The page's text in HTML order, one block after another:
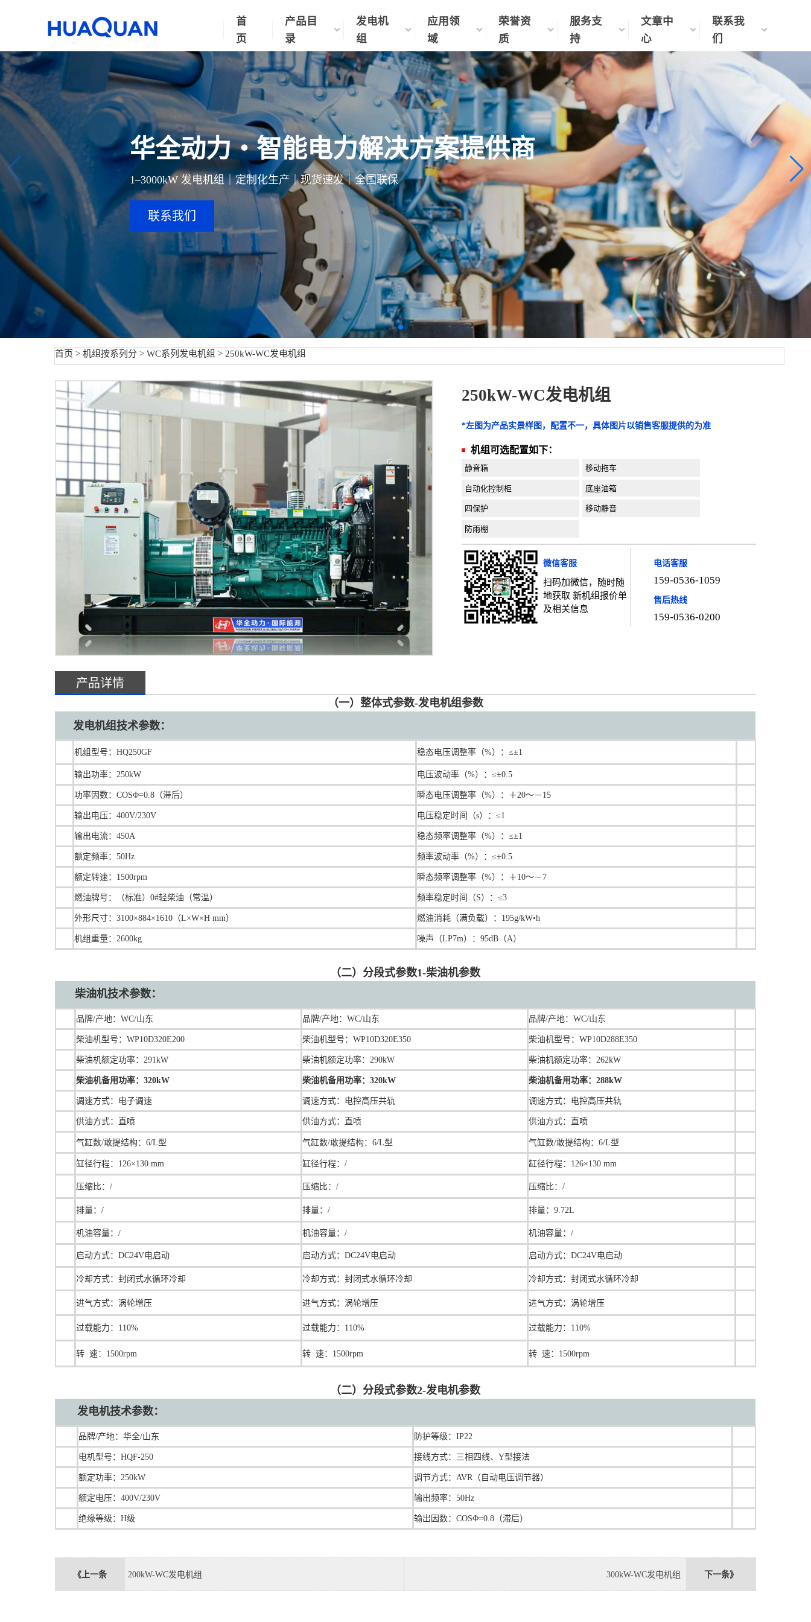
首
页
产品目
录
发电机
组
应用领
域
荣誉资
质
服务支
持
文章中
心
联系我
们
华全动力・智能电力解决方案提供商
1–3000kW 发电机组｜定制化生产｜现货速发｜全国联保
联系我们
首页 > 机组按系列分 > WC系列发电机组 > 250kW-WC发电机组
250kW-WC发电机组
*左图为产品实景样图，配置不一，具体图片以销售客服提供的为准
机组可选配置如下：
静音箱 移动拖车
自动化控制柜 底座油箱
四保护 移动静音
防雨棚
微信客服
扫码加微信，随时随
地获取 新机组报价单
及相关信息
电话客服
159-0536-1059
售后热线
159-0536-0200
产品详情
（一）整体式参数-发电机组参数
发电机组技术参数：
机组型号：HQ250GF 稳态电压调整率（%）：≤±1
输出功率：250kW 电压波动率（%）：≤±0.5
功率因数：COSΦ=0.8（滞后） 瞬态电压调整率（%）：＋20～－15
输出电压：400V/230V 电压稳定时间（s）：≤1
输出电流：450A 稳态频率调整率（%）：≤±1
额定频率：50Hz 频率波动率（%）：≤±0.5
额定转速：1500rpm 瞬态频率调整率（%）：＋10～－7
燃油牌号：（标准）0#轻柴油（常温） 频率稳定时间（S）：≤3
外形尺寸：3100×884×1610（L×W×H mm） 燃油消耗（满负载）：195g/kW•h
机组重量：2600kg 噪声（LP7m）：95dB（A）
（二）分段式参数1-柴油机参数
柴油机技术参数：
品牌/产地：WC/山东 品牌/产地：WC/山东 品牌/产地：WC/山东
柴油机型号：WP10D320E200 柴油机型号：WP10D320E350 柴油机型号：WP10D288E350
柴油机额定功率：291kW 柴油机额定功率：290kW 柴油机额定功率：262kW
柴油机备用功率：320kW 柴油机备用功率：320kW 柴油机备用功率：288kW
调速方式：电子调速 调速方式： 电控高压共轨 调速方式： 电控高压共轨
供油方式：直喷 供油方式：直喷 供油方式：直喷
气缸数/敢提结构：6/L型 气缸数/敢提结构：6/L型 气缸数/敢提结构：6/L型
缸径行程：126×130 mm 缸径行程：/ 缸径行程： 126×130 mm
压缩比：/ 压缩比：/ 压缩比：/
排量：/ 排量：/ 排量：9.72L
机油容量：/ 机油容量：/ 机油容量：/
启动方式：DC24V电启动 启动方式：DC24V电启动 启动方式：DC24V电启动
冷却方式：封闭式水循环冷却 冷却方式：封闭式水循环冷却 冷却方式：封闭式水循环冷却
进气方式：涡轮增压 进气方式：涡轮增压 进气方式：涡轮增压
过载能力：110% 过载能力：110% 过载能力：110%
转 速：1500rpm 转 速：1500rpm 转 速：1500rpm
（二）分段式参数2-发电机参数
发电机技术参数：
品牌/产地：华全/山东 防护等级：IP22
电机型号：HQF-250 接线方式：三相四线、Y型接法
额定功率：250kW 调节方式：AVR（自动电压调节器）
额定电压：400V/230V 输出频率：50Hz
绝缘等级：H级 输出因数：COSΦ=0.8（滞后）
《上一条 200kW-WC发电机组 下一条》
300kW-WC发电机组